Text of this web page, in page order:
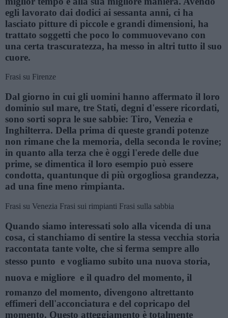
egli lavorato dai dodici ai sessanta anni, ci ha
lasciato pitture di piccole e grandi dimensioni, ha
trattato soggetti che poco lo commuovevano con
una certa trascuratezza, ha messo in altri tutto il suo
cuore.
Frasi su Firenze
Dal giorno in cui gli uomini hanno affermato il loro
dominio sul mare, tre Stati, degni d'essere ricordati,
sono sorti sopra le sue sabbie: Tiro, Venezia e
Inghilterra. Della prima di queste grandi potenze
non rimane che la memoria, della seconda le rovine;
in quanto alla terza che è oggi l'erede delle due
prime, se dimentica il loro esempio può essere
condotta, quantunque di più orgogliosa grandezza,
ad una fine meno rimpianta.
Frasi su Venezia Frasi sui rimpianti Frasi sulla sabbia
Quando siamo interessati solo alla vicenda di una
cosa, ci stanchiamo di sentire la stessa vecchia storia
raccontata tante volte, che si ferma sempre allo
stesso punto  e vogliamo subito una nuova storia,
nuova e migliore  e il quadro del momento, il
romanzo del momento, divengono altrettanto
effimeri dell'acconciatura e del copricapo del
momento. Questo atteggiamento è totalmente